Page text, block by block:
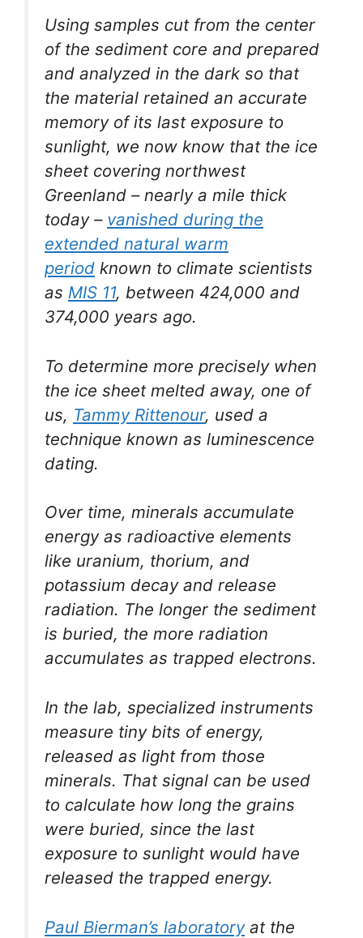
Using samples cut from the center
of the sediment core and prepared
and analyzed in the dark so that
the material retained an accurate
memory of its last exposure to
sunlight, we now know that the ice
sheet covering northwest
Greenland – nearly a mile thick
today – vanished during the
extended natural warm
period known to climate scientists
as MIS 11, between 424,000 and
374,000 years ago.
To determine more precisely when
the ice sheet melted away, one of
us, Tammy Rittenour, used a
technique known as luminescence
dating.
Over time, minerals accumulate
energy as radioactive elements
like uranium, thorium, and
potassium decay and release
radiation. The longer the sediment
is buried, the more radiation
accumulates as trapped electrons.
In the lab, specialized instruments
measure tiny bits of energy,
released as light from those
minerals. That signal can be used
to calculate how long the grains
were buried, since the last
exposure to sunlight would have
released the trapped energy.
Paul Bierman’s laboratoryat the